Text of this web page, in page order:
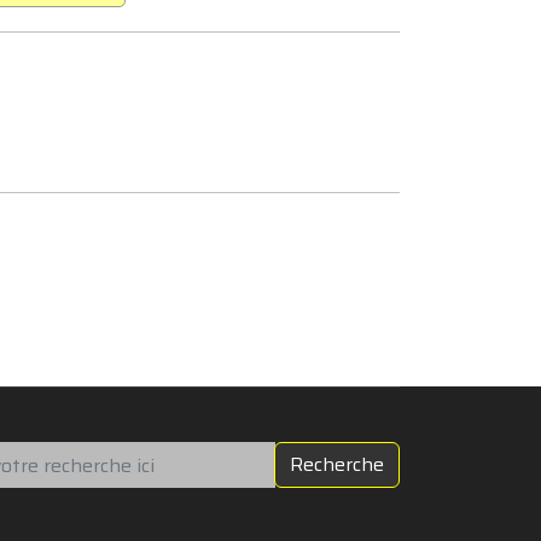
Recherche